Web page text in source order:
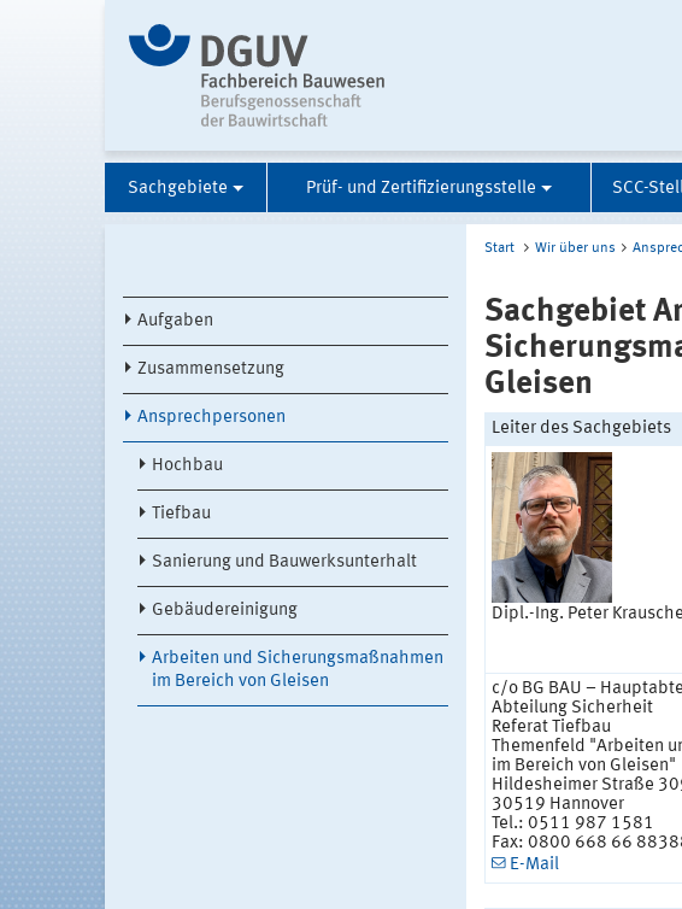
Sachgebiete Prüf- und Zertifizierungsstelle SCC-
Aufgaben
Zusammensetzung
Ansprechpersonen
Hochbau
Tiefbau
Sanierung und Bauwerksunterhalt
Gebäudereinigung
Arbeiten und Sicherungsmaßnahmen
im Bereich von Gleisen
Start Wir über uns
Sachgebiet
Gleisen
Leiter des Sachgebiets
Dipl.-Ing. Peter Krausche
c/o BG BAU –
Abteilung Sicherheit
Referat Tiefbau
Themenfeld "Arbeiten
im Bereich von Gleisen"
Hildesheimer Straße
30519 Hannover
Tel.: 0511 987 1581
Fax: 0800 668 66
E-Mail